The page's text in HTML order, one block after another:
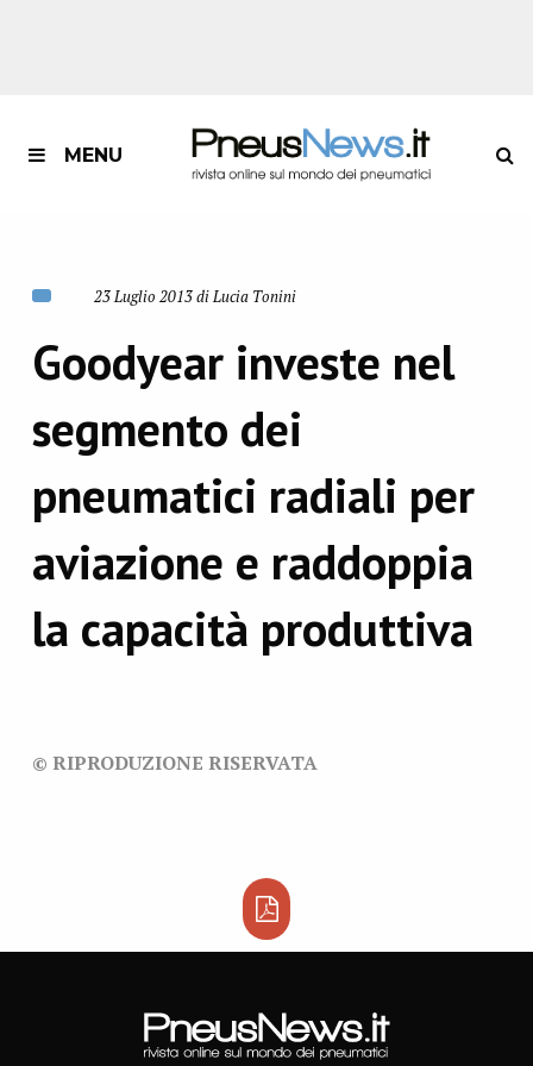
MENU
23 Luglio 2013 di Lucia Tonini
Goodyear investe nel
segmento dei
pneumatici radiali per
aviazione e raddoppia
la capacità produttiva
© RIPRODUZIONE RISERVATA